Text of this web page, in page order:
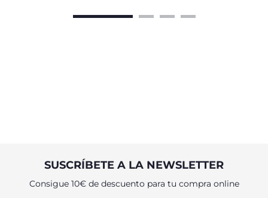
SUSCRÍBETE A LA NEWSLETTER
Consigue 10€ de descuento para tu compra online